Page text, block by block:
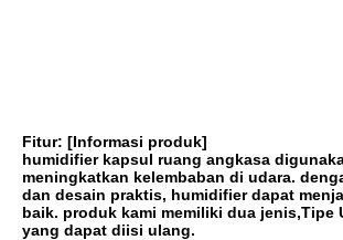
Fitur: [Informasi produk]
humidifier kapsul ruang angkasa
meningkatkan kelembaban di udara.
dan desain praktis, humidifier dapat
baik. produk kami memiliki dua jenis,Tipe
yang dapat diisi ulang.